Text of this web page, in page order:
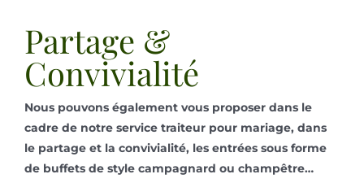
Partage &
Convivialité
Nous pouvons également vous proposer dans le
cadre de notre service traiteur pour mariage, dans
le partage et la convivialité, les entrées sous forme
de buffets de style campagnard ou champêtre…